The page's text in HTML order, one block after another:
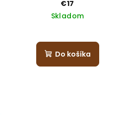
€17
Skladom
Do košíka